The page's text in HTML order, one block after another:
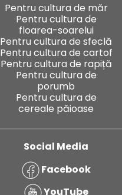
Pentru cultura de măr
Pentru cultura de
floarea-soarelui
Pentru cultura de sfeclă
Pentru cultura de cartof
Pentru cultura de rapiță
Pentru cultura de
porumb
Pentru cultura de
cereale păioase
Social Media
Facebook
YouTube